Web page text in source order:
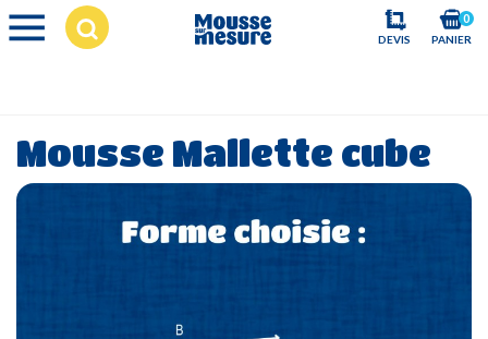
DEVIS PANIER
0
Mousse Mallette cube